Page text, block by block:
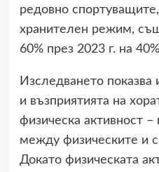
редовно
хранителен режим,
60% през 2023 г. на
Изследването показва
и възприятията на
физическа активност –
между физическите и
Докато физическата